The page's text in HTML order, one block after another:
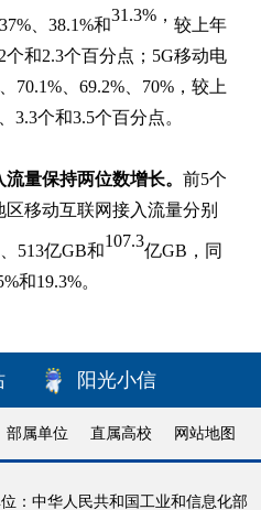
、38.1%和
31.3%，
较上年
个和2.3个百分点；5G移动电
70.1%、69.2%、70%，较上
3.3个和3.5个百分点。
量保持两位数增长。 前5个
移动互联网接入流量分别
513亿GB和
107.3
亿GB，同
和19.3%。
阳光小信
部属单位 直属高校 网站地图
：中华人民共和国工业和信息化部